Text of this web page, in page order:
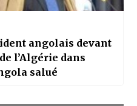
angolais devant
l’Algérie dans
salué